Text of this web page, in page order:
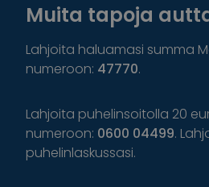
Muita tapoja
Lahjoita haluamasi summa
numeroon: 47770.
Lahjoita puhelinsoitolla 20
numeroon: 0600 04499.
puhelinlaskussasi.